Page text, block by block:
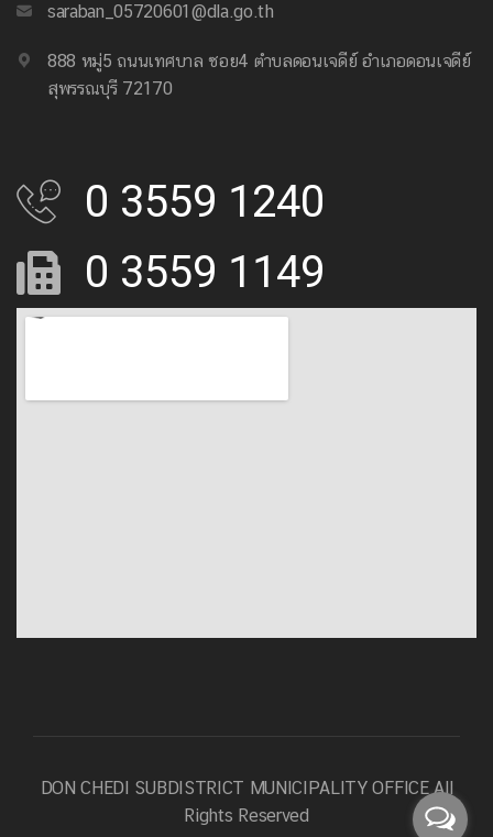
saraban_05720601@dla.go.th
888 หมู่5 ถนนเทศบาล ซอย4 ตำบลดอนเจดีย์ อำเภอดอนเจดีย์
สุพรรณบุรี 72170
0 3559 1240
0 3559 1149
DON CHEDI SUBDISTRICT MUNICIPALITY OFFICEAll
Rights Reserved